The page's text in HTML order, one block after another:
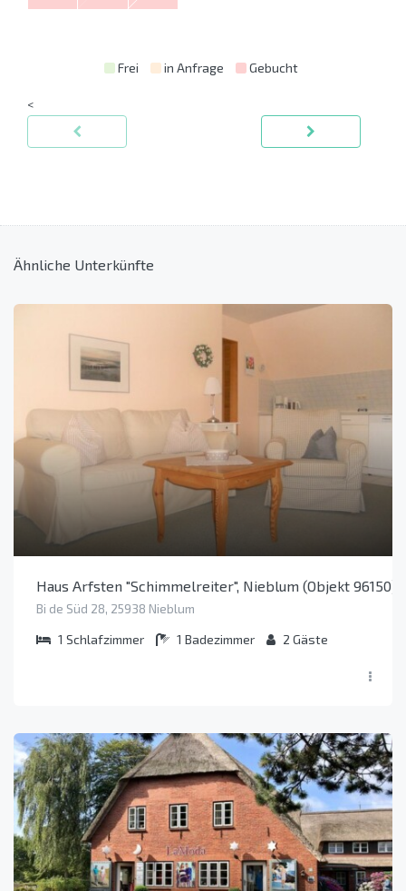
Frei in Anfrage Gebucht
<
Ähnliche Unterkünfte
Haus Arfsten "Schimmelreiter", Nieblum (Objekt 96150)
Bi de Süd 28, 25938 Nieblum
1 Schlafzimmer 1 Badezimmer 2 Gäste